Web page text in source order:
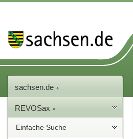
sachsen.de
REVOSax
Einfache Suche